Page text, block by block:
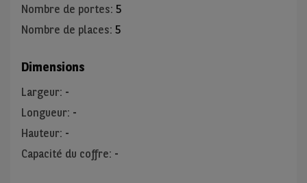
Nombre de portes: 5
Nombre de places: 5
Dimensions
Largeur: -
Longueur: -
Hauteur: -
Capacité du coffre: -